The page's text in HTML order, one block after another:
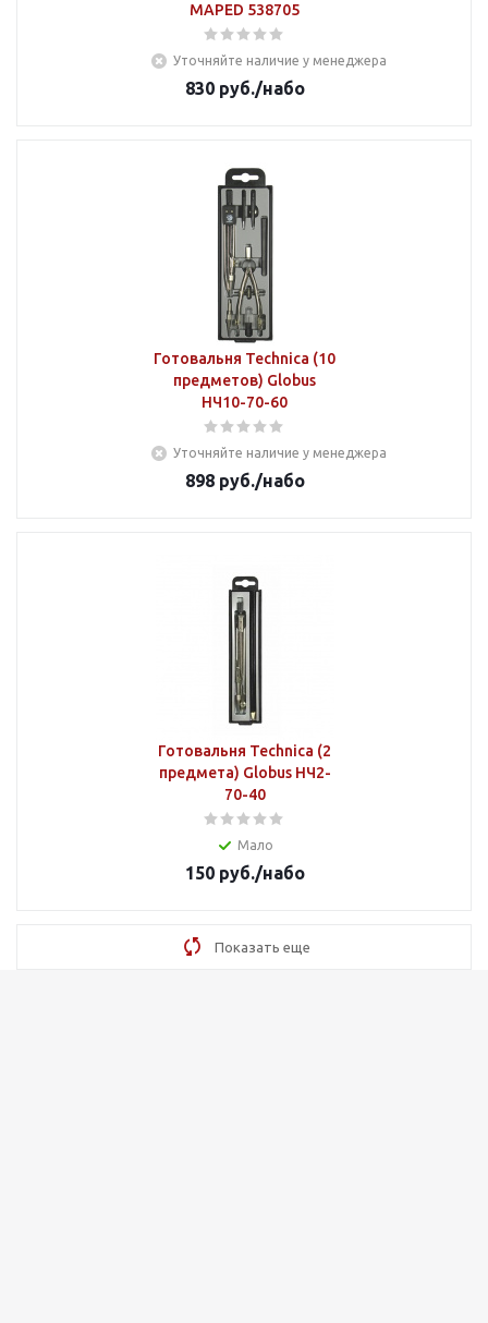
MAPED 538705
Уточняйте наличие у менеджера
830руб./набо
Готовальня Technica (10
предметов) Globus
НЧ10-70-60
Уточняйте наличие у менеджера
898руб./набо
Готовальня Technica (2
предмета) Globus НЧ2-
70-40
Мало
150руб./набо
Показать еще